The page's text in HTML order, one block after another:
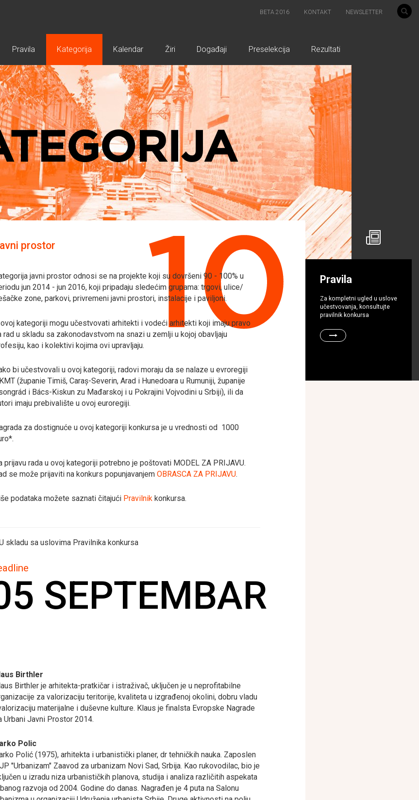
BETA.2016 KONTAKT NEWSLETTER
Pravila Kategorija Kalendar Žiri Događaji Preselekcija Rezultati
Pravila
Za kompletni ugled u uslove
učestvovanja, konsultujte
pravilnik konkursa
10
prostor
javni prostor odnosi se na projekte koji su dovršeni 90 - 100% u
jun 2014 - jun 2016, koji pripadaju sledećim grupama: trgovi, ulice/
zone, parkovi, privremeni javni prostori, instalacije i paviljoni.
kategoriji mogu učestvovati arhitekti i vodeći arhitekti koji imaju pravo
rad u skladu sa zakonodavstvom na snazi u zemlji u kojoj obavljaju
kao i kolektivi kojima ovi upravljaju.
bi učestvovali u ovoj kategoriji, radovi moraju da se nalaze u evroregiji
(županie Timiš, Caraș-Severin, Arad i Hunedoara u Rumuniji, županije
i Bács-Kiskun zu Mađarskoj i u Pokrajini Vojvodini u Srbiji), ili da
imaju prebivalište u ovoj euroregiji.
za dostignuće u ovoj kategoriji konkursa je u vrednosti od 1000
prijavu rada u ovoj kategoriji potrebno je poštovati MODEL ZA PRIJAVU.
se može prijaviti na konkurs popunjavanjem OBRASCA ZA PRIJAVU.
podataka možete saznati čitajući Pravilnik konkursa.
skladu sa uslovima Pravilnika konkursa
SEPTEMBAR
Birthler
Birthler je arhitekta-pratkičar i istraživač, uključen je u neprofitabilne
za valorizaciju teritorije, kvaliteta u izgrađenoj okolini, dobru vladu
materijalne i duševne kulture. Klaus je finalsta Evropske Nagrade
Urbani Javni Prostor 2014.
Polic
Polić (1975), arhitekta i urbanistički planer, dr tehničkih nauka. Zaposlen
"Urbanizam" Zaavod za urbanizam Novi Sad, Srbija. Kao rukovodilac, bio je
u izradu niza urbanističkih planova, studija i analiza različitih aspekata
razvoja od 2004. Godine do danas. Nagrađen je 4 puta na Salonu